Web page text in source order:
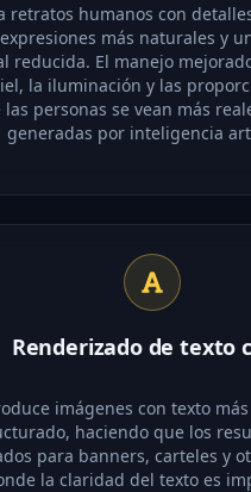
retratos humanos con
más naturales y
reducida. El manejo
la iluminación y las
las personas se vean más
generadas por inteligencia
Renderizado de texto
imágenes con texto
haciendo que los
para banners, carteles y
la claridad del texto es